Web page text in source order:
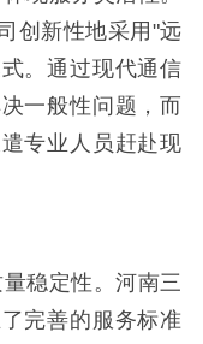
创新性地采用"远
。通过现代通信
一般性问题，而
专业人员赶赴现
稳定性。河南三
完善的服务标准